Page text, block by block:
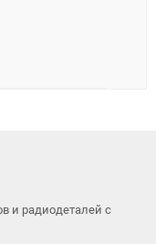
и радиодеталей с